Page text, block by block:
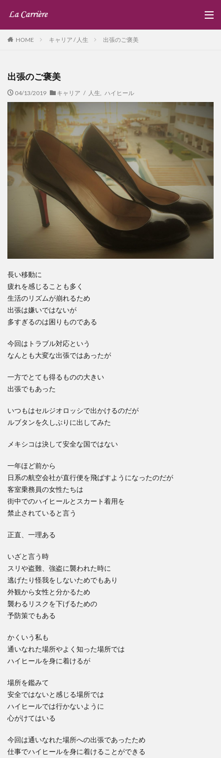
HOME キャリア / 人生 出張のご褒美
出張のご褒美
04/13/2019 キャリア / 人生 ハイヒール
長い移動に
疲れを感じることも多く
生活のリズムが崩れるため
出張は嫌いではないが
多すぎるのは困りものである
今回はトラブル対応という
なんとも大変な出張ではあったが
一方でとても得るものの大きい
出張でもあった
いつもはセルジオロッシで出かけるのだが
ルブタンを久しぶりに出してみた
メキシコは決して安全な国ではない
一年ほど前から
日系の航空会社が直行便を飛ばすようになったのだが
客室乗務員の女性たちは
街中でのハイヒールとスカート着用を
禁止されていると言う
正直、一理ある
いざと言う時
スリや盗難、強盗に襲われた時に
逃げたり怪我をしないためでもあり
外観から女性と分かるため
襲わるリスクを下げるための
予防策でもある
かくいう私も
通いなれた場所やよく知った場所では
ハイヒールを身に着けるが
場所を鑑みて
安全ではないと感じる場所では
ハイヒールでは行かないように
心がけてはいる
今回は通いなれた場所への出張であったため
仕事でハイヒールを身に着けることができる